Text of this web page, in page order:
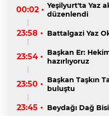
00:02 • Yeşilyurt'ta Yaz
düzenlendi
23:58 • Battalgazi Yaz
23:54 • Başkan Er:
hazırlıyoruz
23:50 • Başkan Taşkın
buluştu
23:45 • Beydağı Dağ